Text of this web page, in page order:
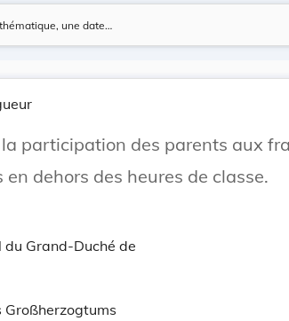
participation des parents aux
en dehors des heures de classe.
du Grand-Duché de